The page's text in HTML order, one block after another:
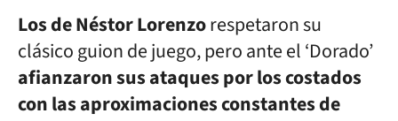
Los de Néstor Lorenzorespetaron su
clásico guion de juego, pero ante el ‘Dorado’
afianzaron sus ataques por los costados
con las aproximaciones constantes de